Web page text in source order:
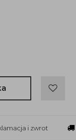
i zwrot